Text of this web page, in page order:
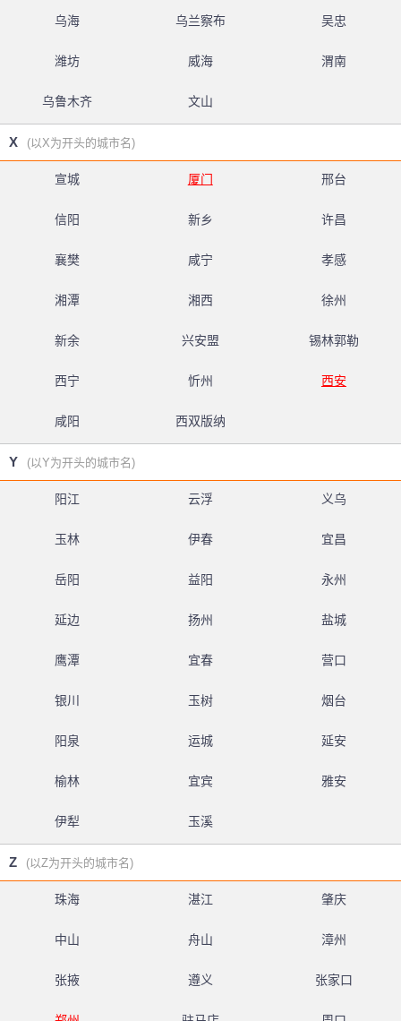
乌海 乌兰察布 吴忠
潍坊 威海 渭南
乌鲁木齐 文山
X (以X为开头的城市名)
宣城 厦门 邢台
信阳 新乡 许昌
襄樊 咸宁 孝感
湘潭 湘西 徐州
新余 兴安盟 锡林郭勒
西宁 忻州 西安
咸阳 西双版纳
Y (以Y为开头的城市名)
阳江 云浮 义乌
玉林 伊春 宜昌
岳阳 益阳 永州
延边 扬州 盐城
鹰潭 宜春 营口
银川 玉树 烟台
阳泉 运城 延安
榆林 宜宾 雅安
伊犁 玉溪
Z (以Z为开头的城市名)
珠海 湛江 肇庆
中山 舟山 漳州
张掖 遵义 张家口